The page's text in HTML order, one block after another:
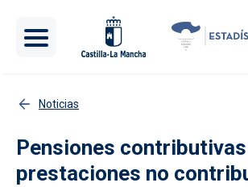
Noticias
Pensiones
prestaciones no